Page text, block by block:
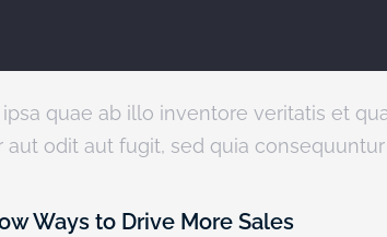
quae ab illo inventore veritatis et
aut odit aut fugit, sed quia
Ways to Drive More Sales